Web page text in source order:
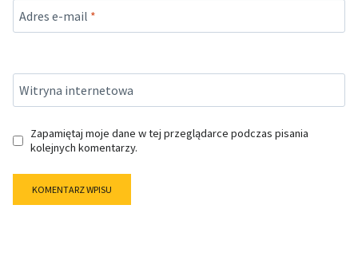
Adres e-mail *
Witryna internetowa
Zapamiętaj moje dane w tej przeglądarce podczas pisania
kolejnych komentarzy.